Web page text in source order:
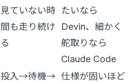
見ていない時
間も走り続け
る
たいなら
Devin、細かく
舵取りなら
Claude Code
投入→待機→ 仕様が固いほど